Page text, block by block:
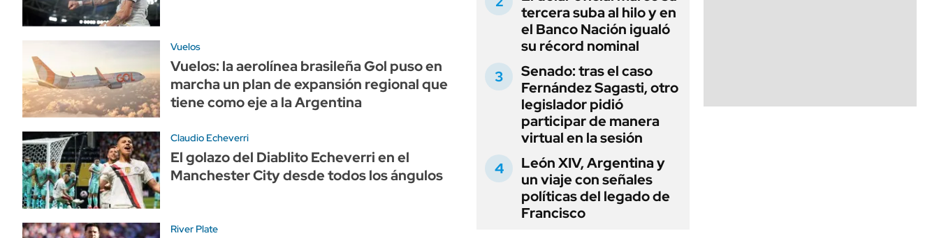
Vuelos
Vuelos: la aerolínea brasileña Gol puso en
marcha un plan de expansión regional que
tiene como eje a la Argentina
Claudio Echeverri
El golazo del Diablito Echeverri en el
Manchester City desde todos los ángulos
River Plate
tercera suba al hilo y en
el Banco Nación igualó
su récord nominal
Senado: tras el caso
Fernández Sagasti, otro
legislador pidió
participar de manera
virtual en la sesión
León XIV, Argentina y
un viaje con señales
políticas del legado de
Francisco